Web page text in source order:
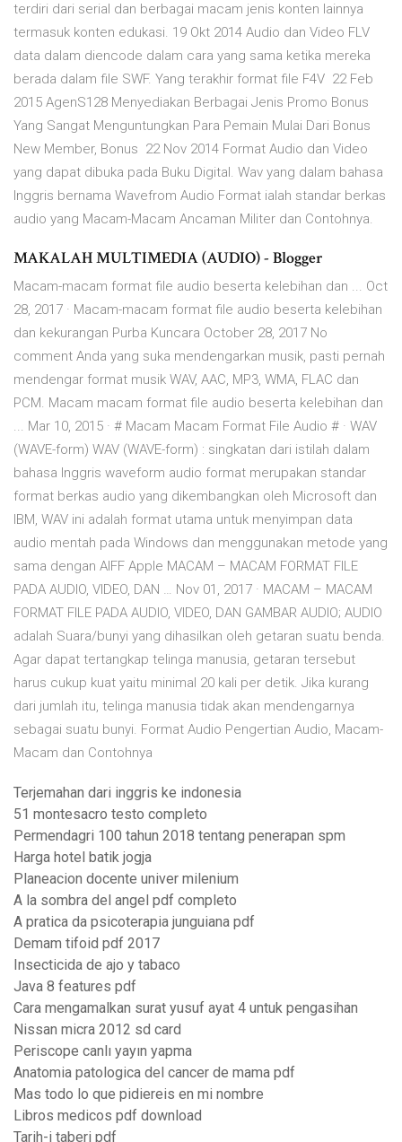
terdiri dari serial dan berbagai macam jenis konten lainnya
termasuk konten edukasi. 19 Okt 2014 Audio dan Video FLV
data dalam diencode dalam cara yang sama ketika mereka
berada dalam file SWF. Yang terakhir format file F4V 22 Feb
2015 AgenS128 Menyediakan Berbagai Jenis Promo Bonus
Yang Sangat Menguntungkan Para Pemain Mulai Dari Bonus
New Member, Bonus 22 Nov 2014 Format Audio dan Video
yang dapat dibuka pada Buku Digital. Wav yang dalam bahasa
Inggris bernama Wavefrom Audio Format ialah standar berkas
audio yang Macam-Macam Ancaman Militer dan Contohnya.
MAKALAH MULTIMEDIA (AUDIO) - Blogger
Macam-macam format file audio beserta kelebihan dan ... Oct
28, 2017 · Macam-macam format file audio beserta kelebihan
dan kekurangan Purba Kuncara October 28, 2017 No
comment Anda yang suka mendengarkan musik, pasti pernah
mendengar format musik WAV, AAC, MP3, WMA, FLAC dan
PCM. Macam macam format file audio beserta kelebihan dan
... Mar 10, 2015 · # Macam Macam Format File Audio # · WAV
(WAVE-form) WAV (WAVE-form) : singkatan dari istilah dalam
bahasa Inggris waveform audio format merupakan standar
format berkas audio yang dikembangkan oleh Microsoft dan
IBM, WAV ini adalah format utama untuk menyimpan data
audio mentah pada Windows dan menggunakan metode yang
sama dengan AIFF Apple MACAM – MACAM FORMAT FILE
PADA AUDIO, VIDEO, DAN … Nov 01, 2017 · MACAM – MACAM
FORMAT FILE PADA AUDIO, VIDEO, DAN GAMBAR AUDIO; AUDIO
adalah Suara/bunyi yang dihasilkan oleh getaran suatu benda.
Agar dapat tertangkap telinga manusia, getaran tersebut
harus cukup kuat yaitu minimal 20 kali per detik. Jika kurang
dari jumlah itu, telinga manusia tidak akan mendengarnya
sebagai suatu bunyi. Format Audio Pengertian Audio, Macam-
Macam dan Contohnya
Terjemahan dari inggris ke indonesia
51 montesacro testo completo
Permendagri 100 tahun 2018 tentang penerapan spm
Harga hotel batik jogja
Planeacion docente univer milenium
A la sombra del angel pdf completo
A pratica da psicoterapia junguiana pdf
Demam tifoid pdf 2017
Insecticida de ajo y tabaco
Java 8 features pdf
Cara mengamalkan surat yusuf ayat 4 untuk pengasihan
Nissan micra 2012 sd card
Periscope canlı yayın yapma
Anatomia patologica del cancer de mama pdf
Mas todo lo que pidiereis en mi nombre
Libros medicos pdf download
Tarih-i taberi pdf